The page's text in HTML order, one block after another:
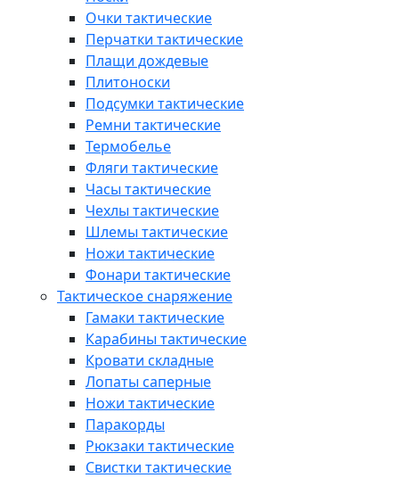
Очки тактические
Перчатки тактические
Плащи дождевые
Плитоноски
Подсумки тактические
Ремни тактические
Термобелье
Фляги тактические
Часы тактические
Чехлы тактические
Шлемы тактические
Ножи тактические
Фонари тактические
Тактическое снаряжение
Гамаки тактические
Карабины тактические
Кровати складные
Лопаты саперные
Ножи тактические
Паракорды
Рюкзаки тактические
Свистки тактические